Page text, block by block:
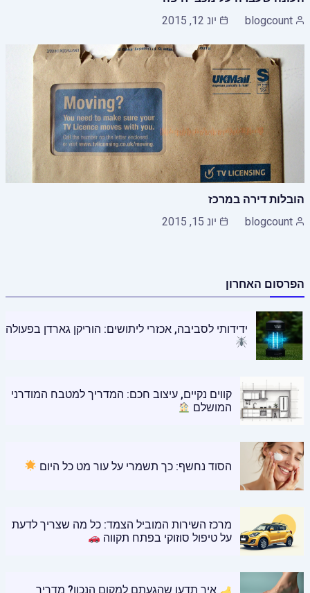
blogcount יונ 12, 2015
הובלות דירה במרכז
blogcount יונ 15, 2015
הפרסום האחרון
ידידותי לסביבה, אכזרי ליתושים: הוריקן גארדן בפעולה
קווים נקיים, עיצוב חכם: המדריך למטבח המודרני
המושלם
הסוד נחשף: כך תשמרי על עור מט כל היום
מרכז השירות המוביל הצמד: כל מה שצריך לדעת
על טיפול סוזוקי בפתח תקווה
איך תדעו שהגעתם למקום הנכון? מדריך